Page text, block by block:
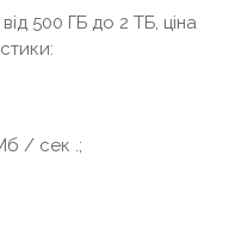
500 ГБ до 2 ТБ, ціна
/ сек .;